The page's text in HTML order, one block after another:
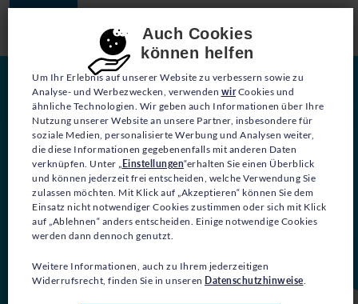
Consent-Einstellungen
Auch Cookies
können helfen
Um Ihr Erlebnis auf unserer Website zu verbessern sowie zu
Analyse- und Werbezwecken, verwenden wirCookies und
ähnliche Technologien. Wir geben auch Informationen über Ihre
Nutzung unserer Website an unsere Partner, insbesondere für
soziale Medien, personalisierte Werbung und Analysen weiter,
die diese Informationen gegebenenfalls mit anderen Daten
verknüpfen. Unter „ Einstellungen“erhalten Sie einen Überblick
und können jederzeit frei entscheiden, welche Verwendung Sie
zulassen möchten. Mit Klick auf „Akzeptieren“ können Sie dem
Einsatz nicht notwendiger Cookies zustimmen oder sich mit Klick
auf „Ablehnen“ anders entscheiden. Einige notwendige Cookies
werden dann dennoch genutzt.
Weitere Informationen, auch zu Ihrem jederzeitigen
Widerrufsrecht, finden Sie in unseren Datenschutzhinweise.